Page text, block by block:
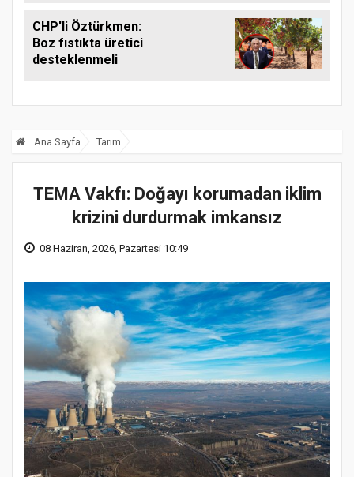
CHP'li Öztürkmen:
Boz fıstıkta üretici
desteklenmeli
Ana Sayfa Tarım
TEMA Vakfı: Doğayı korumadan iklim
krizini durdurmak imkansız
08 Haziran, 2026, Pazartesi 10:49